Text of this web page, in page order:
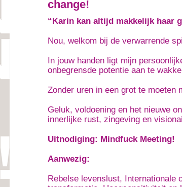
change!
“Karin kan altijd makkelijk haar
Nou, welkom bij de verwarrende
In jouw handen ligt mijn
onbegrensde potentie aan te
Zonder uren in een grot te moeten
Geluk, voldoening en het nieuwe
innerlijke rust, zingeving en
Uitnodiging: Mindfuck Meeting!
Aanwezig:
Rebelse levenslust, Internationale